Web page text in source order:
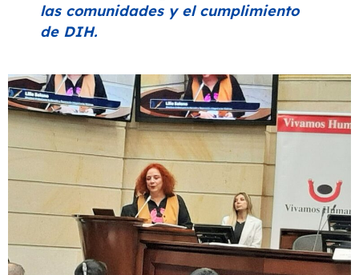
las comunidades y el cumplimiento
de DIH.